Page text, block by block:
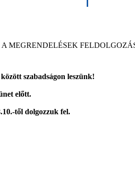
MEGRENDELÉSEK
szabadságon leszünk!
előtt.
től dolgozzuk fel.